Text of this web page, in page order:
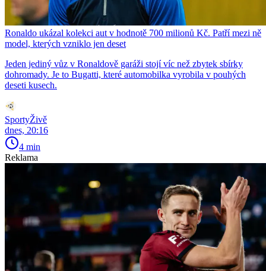
Ronaldo ukázal kolekci aut v hodnotě 700 milionů Kč. Patří mezi ně
model, kterých vzniklo jen deset
Jeden jediný vůz v Ronaldově garáži stojí víc než zbytek sbírky
dohromady. Je to Bugatti, které automobilka vyrobila v pouhých
deseti kusech.
SportyŽivě
dnes, 20:16
4 min
Reklama